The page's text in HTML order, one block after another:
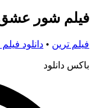
فیلم شور
فیلم ترین • دانلود فیلم
باکس دانلود